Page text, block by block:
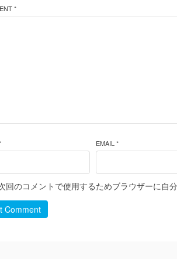
*
EMAIL *
回のコメントで使用するためブラウザーに自
Comment